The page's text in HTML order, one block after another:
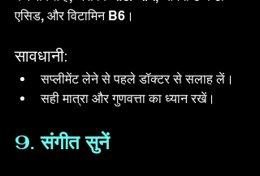
एसिड, और विटामिन B6।
सावधानी:
सप्लीमेंट लेने से पहले डॉक्टर से सलाह लें।
सही मात्रा और गुणवत्ता का ध्यान रखें।
9. संगीत सुनें